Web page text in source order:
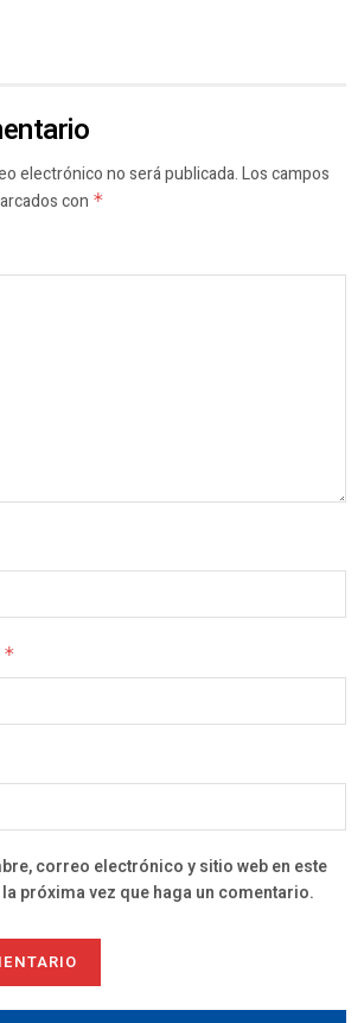
electrónico no será publicada.Los campos
con *
*
correo electrónico y sitio web en este
próxima vez que haga un comentario.